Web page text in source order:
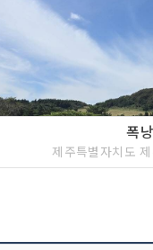
폭
제주특별자치도